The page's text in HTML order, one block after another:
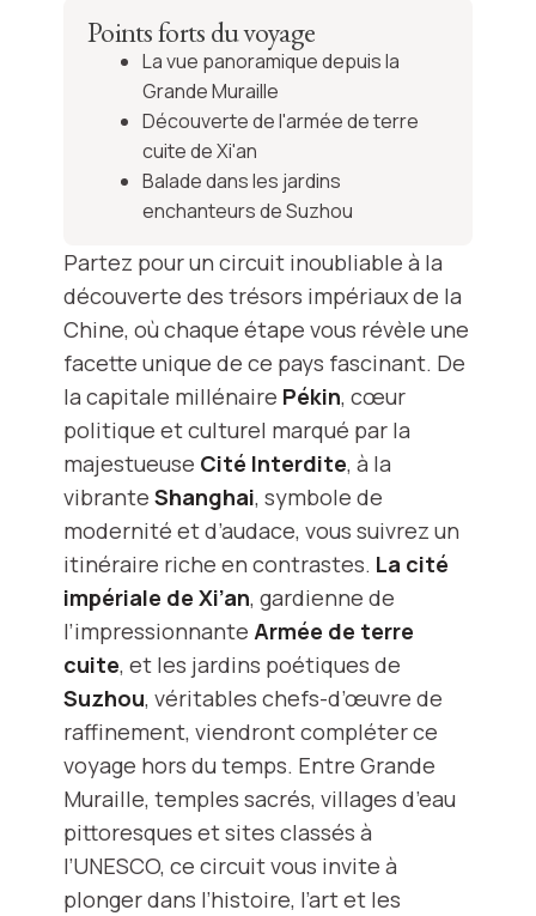
Points forts du voyage
La vue panoramique depuis la
Grande Muraille
Découverte de l'armée de terre
cuite de Xi'an
Balade dans les jardins
enchanteurs de Suzhou
Partez pour un circuit inoubliable à la
découverte des trésors impériaux de la
Chine, où chaque étape vous révèle une
facette unique de ce pays fascinant. De
la capitale millénaire Pékin, cœur
politique et culturel marqué par la
majestueuse Cité Interdite, à la
vibrante Shanghai, symbole de
modernité et d’audace, vous suivrez un
itinéraire riche en contrastes. La cité
impériale de Xi’an, gardienne de
l’impressionnante Armée de terre
cuite, et les jardins poétiques de
Suzhou, véritables chefs-d’œuvre de
raffinement, viendront compléter ce
voyage hors du temps. Entre Grande
Muraille, temples sacrés, villages d’eau
pittoresques et sites classés à
l’UNESCO, ce circuit vous invite à
plonger dans l’histoire, l’art et les